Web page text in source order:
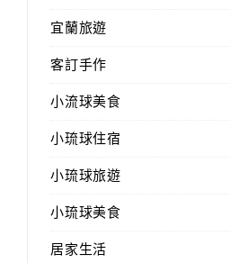
宜蘭旅遊
客訂手作
小流球美食
小琉球住宿
小琉球旅遊
小琉球美食
居家生活